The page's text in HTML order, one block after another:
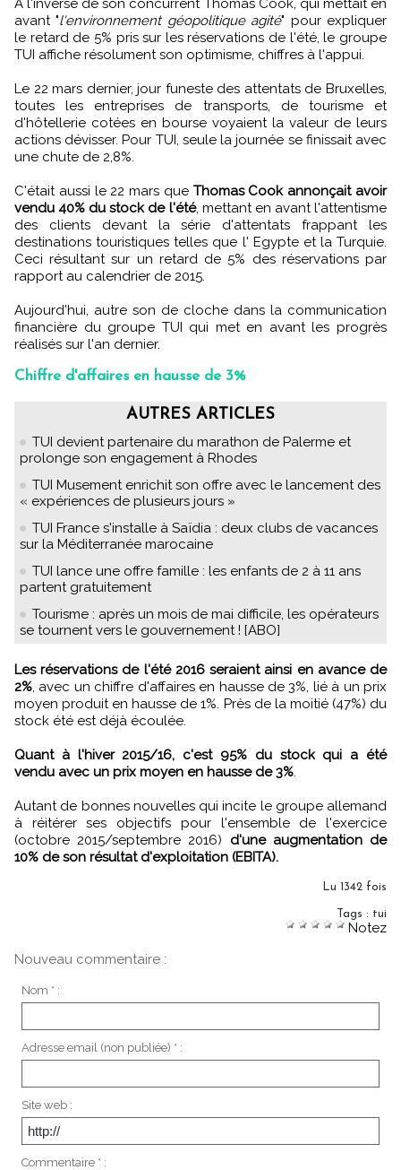
A l'inverse de son concurrent Thomas Cook, qui mettait en
avant "l'environnement géopolitique agité" pour expliquer
le retard de 5% pris sur les réservations de l'été, le groupe
TUI affiche résolument son optimisme, chiffres à l'appui.
Le 22 mars dernier, jour funeste des attentats de Bruxelles,
toutes les entreprises de transports, de tourisme et
d'hôtellerie cotées en bourse voyaient la valeur de leurs
actions dévisser. Pour TUI, seule la journée se finissait avec
une chute de 2,8%.
C'était aussi le 22 mars que Thomas Cook annonçait avoir
vendu 40% du stock de l'été, mettant en avant l'attentisme
des clients devant la série d'attentats frappant les
destinations touristiques telles que l' Egypte et la Turquie.
Ceci résultant sur un retard de 5% des réservations par
rapport au calendrier de 2015.
Aujourd'hui, autre son de cloche dans la communication
financière du groupe TUI qui met en avant les progrès
réalisés sur l'an dernier.
Chiffre d'affaires en hausse de 3%
AUTRES ARTICLES
TUI devient partenaire du marathon de Palerme et
prolonge son engagement à Rhodes
TUI Musement enrichit son offre avec le lancement des
« expériences de plusieurs jours »
TUI France s'installe à Saïdia : deux clubs de vacances
sur la Méditerranée marocaine
TUI lance une offre famille : les enfants de 2 à 11 ans
partent gratuitement
Tourisme : après un mois de mai difficile, les opérateurs
se tournent vers le gouvernement ! [ABO]
Les réservations de l'été 2016 seraient ainsi en avance de
2%, avec un chiffre d'affaires en hausse de 3%, lié à un prix
moyen produit en hausse de 1%. Près de la moitié (47%) du
stock été est déjà écoulée.
Quant à l'hiver 2015/16, c'est 95% du stock qui a été
vendu avec un prix moyen en hausse de 3%.
Autant de bonnes nouvelles qui incite le groupe allemand
à réitérer ses objectifs pour l'ensemble de l'exercice
(octobre 2015/septembre 2016) d'une augmentation de
10% de son résultat d'exploitation (EBITA).
Lu 1342 fois
Tags : tui
Notez
Nouveau commentaire :
Nom * :
Adresse email (non publiée) * :
Site web :
Commentaire * :